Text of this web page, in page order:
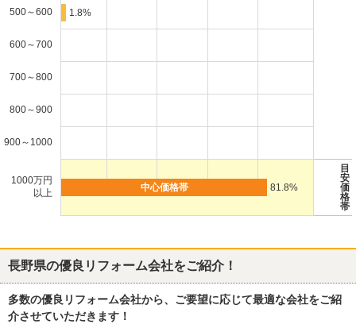
500～600 1.8%
600～700
700～800
800～900
900～1000
1000万円
以上
81.8%
目
安
価
格
帯
長野県の優良リフォーム会社をご紹介！
多数の優良リフォーム会社から、ご要望に応じて最適な会社をご紹
介させていただきます！